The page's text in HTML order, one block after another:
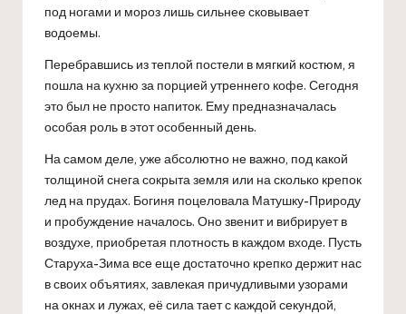
под ногами и мороз лишь сильнее сковывает
водоемы.
Перебравшись из теплой постели в мягкий костюм, я
пошла на кухню за порцией утреннего кофе. Сегодня
это был не просто напиток. Ему предназначалась
особая роль в этот особенный день.
На самом деле, уже абсолютно не важно, под какой
толщиной снега сокрыта земля или на сколько крепок
лед на прудах. Богиня поцеловала Матушку-Природу
и пробуждение началось. Оно звенит и вибрирует в
воздухе, приобретая плотность в каждом входе. Пусть
Старуха-Зима все еще достаточно крепко держит нас
в своих объятиях, завлекая причудливыми узорами
на окнах и лужах, её сила тает с каждой секундой,